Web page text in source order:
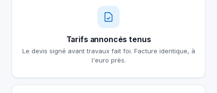
Tarifs annoncés tenus
Le devis signé avant travaux fait foi. Facture identique, à
l'euro près.